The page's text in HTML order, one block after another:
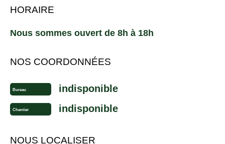
HORAIRE
Nous sommes ouvert de 8h à 18h
NOS COORDONNÉES
Bureau indisponible
Chantier indisponible
NOUS LOCALISER